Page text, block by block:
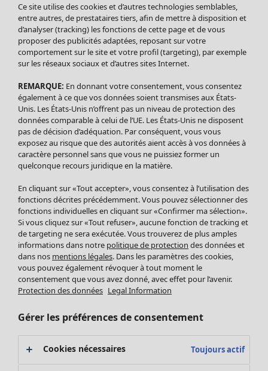
Soldes Vêtements
Tous les vêtements
Robes
Tuniques
Blouses
Tops
Gilets
Pantalon
Jupes
Leggings et collants
Accessoires
Chaussures
Vêtements de bain
Basics
Soldes Mobilier
Bonnes affaires déco
Décoration
Textiles
Tapis
Éponge
Ce site utilise des cookies et d’autres technologies semblables,
entre autres, de prestataires tiers, afin de mettre à disposition et
d’analyser (tracking) les fonctions de cette page et de vous
proposer des publicités adaptées, reposant sur votre
comportement sur le site et votre profil (targeting), par exemple
sur les réseaux sociaux et d’autres sites Internet.
REMARQUE: En donnant votre consentement, vous consentez
également à ce que vos données soient transmises aux États-
Unis. Les États-Unis n’offrent pas un niveau de protection des
données comparable à celui de l’UE. Les États-Unis ne disposent
pas de décision d’adéquation. Par conséquent, vous vous
exposez au risque que des autorités aient accès à vos données à
caractère personnel sans que vous ne puissiez former un
quelconque recours juridique en la matière.
En cliquant sur «Tout accepter», vous consentez à l’utilisation des
fonctions décrites précédemment. Vous pouvez sélectionner des
fonctions individuelles en cliquant sur «Confirmer ma sélection».
Si vous cliquez sur «Tout refuser», aucune fonction de tracking et
de targeting ne sera exécutée. Vous trouverez de plus amples
informations dans notre politique de protection des données et
dans nos mentions légales. Dans les paramètres des cookies,
vous pouvez également révoquer à tout moment le
consentement que vous avez donné, avec effet pour l’avenir.
Protection des données Legal Information
Gérer les préférences de consentement
Cookies nécessaires Toujours actif